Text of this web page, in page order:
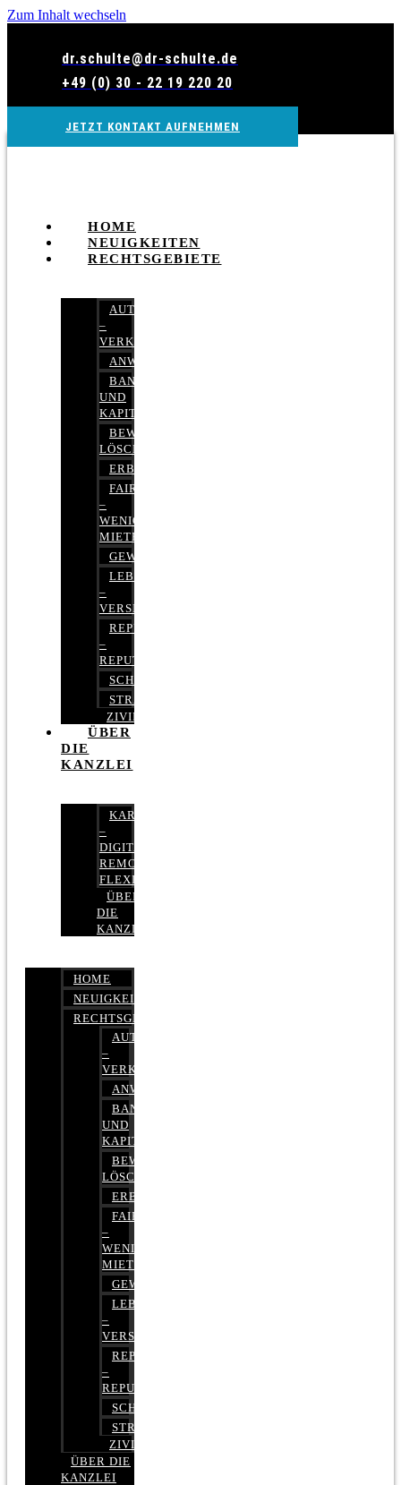
Zum Inhalt wechseln
dr.schulte@dr-schulte.de
+49 (0) 30 - 22 19 220 20
JETZT KONTAKT AUFNEHMEN
HOME
NEUIGKEITEN
RECHTSGEBIETE
AUTOBETRUG
–
VERKEHRSRECHT
ANWALTSHAFTUNGSRECHT
BANK-
UND
KAPITALMARKTRECHT
BEWERTUNGEN
LÖSCHEN
ERBRECHT
FAIRMIETEN
–
WENIGER
MIETE
GEWERBERECHT
LEBENSVERSICHERUNG
–
VERSICHERUNGSRECHT
REPUTATIONSRECHT
–
REPUTATIONSMANAGEMENT
SCHUFARECHT
STRAFRECHT
ZIVILRECHT
ÜBER
DIE
KANZLEI
KARRIERE
–
DIGITAL,
REMOTE,
FLEXIBEL
ÜBER
DIE
KANZLEI
HOME
NEUIGKEITEN
RECHTSGEBIETE
AUTOBETRUG
–
VERKEHRSRECHT
ANWALTSHAFTUNGSRECHT
BANK-
UND
KAPITALMARKTRECHT
BEWERTUNGEN
LÖSCHEN
ERBRECHT
FAIRMIETEN
–
WENIGER
MIETE
GEWERBERECHT
LEBENSVERSICHERUNG
–
VERSICHERUNGSRECHT
REPUTATIONSRECHT
–
REPUTATIONSMANAGEMENT
SCHUFARECHT
STRAFRECHT
ZIVILRECHT
ÜBER DIE
KANZLEI